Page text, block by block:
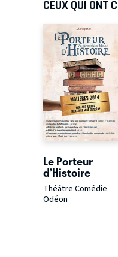
CEUX QUI ONT
Le Porteur
d’Histoire
Théâtre Comédie
Odéon